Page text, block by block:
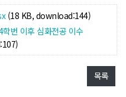
(18 KB, download:144)
번 이후 심화전공 이수
목록